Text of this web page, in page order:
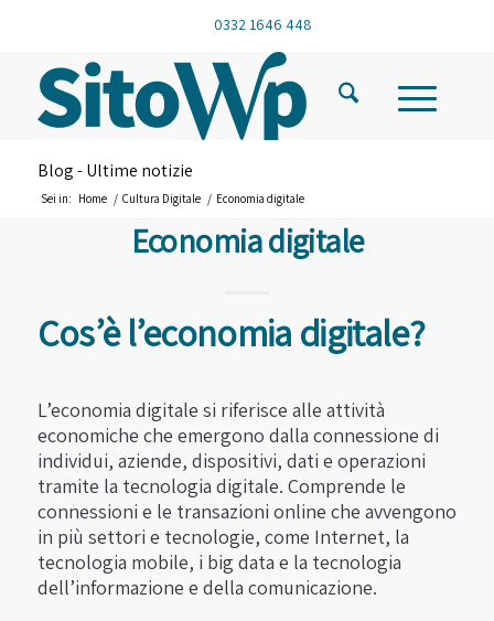
0332 1646 448
Blog - Ultime notizie
Sei in: Home / Cultura Digitale / Economia digitale
Economia digitale
Cos’è l’economia digitale?
L’economia digitale si riferisce alle attività
economiche che emergono dalla connessione di
individui, aziende, dispositivi, dati e operazioni
tramite la tecnologia digitale. Comprende le
connessioni e le transazioni online che avvengono
in più settori e tecnologie, come Internet, la
tecnologia mobile, i big data e la tecnologia
dell’informazione e della comunicazione.